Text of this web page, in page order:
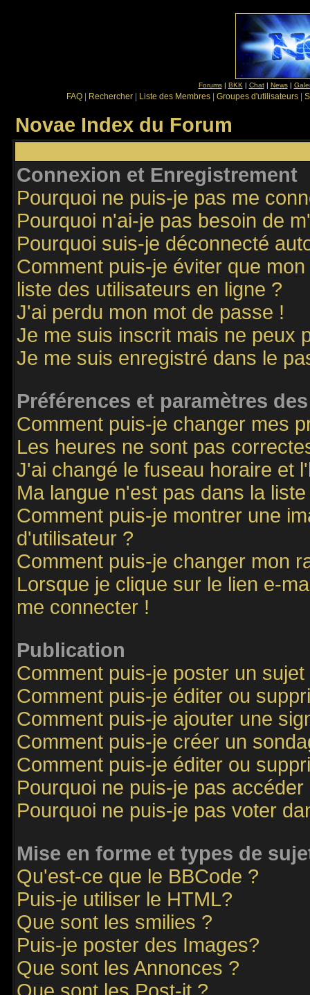
Forums| BKK | Chat| News|
FAQ Rechercher Liste des Membres Groupes d'utilisateurs
Novae Index du Forum
Connexion et Enregistrement
Pourquoi ne puis-je pas me
Pourquoi n'ai-je pas besoin de
Pourquoi suis-je déconnecté
Comment puis-je éviter que
liste des utilisateurs en ligne ?
J'ai perdu mon mot de passe !
Je me suis inscrit mais ne peux
Je me suis enregistré dans le
Préférences et paramètres
Comment puis-je changer mes
Les heures ne sont pas
J'ai changé le fuseau horaire et
Ma langue n'est pas dans la liste
Comment puis-je montrer une
d'utilisateur ?
Comment puis-je changer mon
Lorsque je clique sur le lien e-
me connecter !
Publication
Comment puis-je poster un
Comment puis-je éditer ou
Comment puis-je ajouter une
Comment puis-je créer un
Comment puis-je éditer ou
Pourquoi ne puis-je pas
Pourquoi ne puis-je pas voter
Mise en forme et types de
Qu'est-ce que le BBCode ?
Puis-je utiliser le HTML?
Que sont les smilies ?
Puis-je poster des Images?
Que sont les Annonces ?